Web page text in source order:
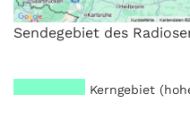
Sendegebiet des
Kerngebiet